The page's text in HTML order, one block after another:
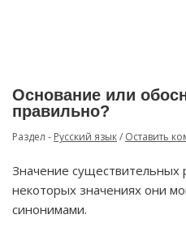
Основание или
правильно?
Раздел - Русский язык/ Оставить
Значение существительных
некоторых значениях они
синонимами.